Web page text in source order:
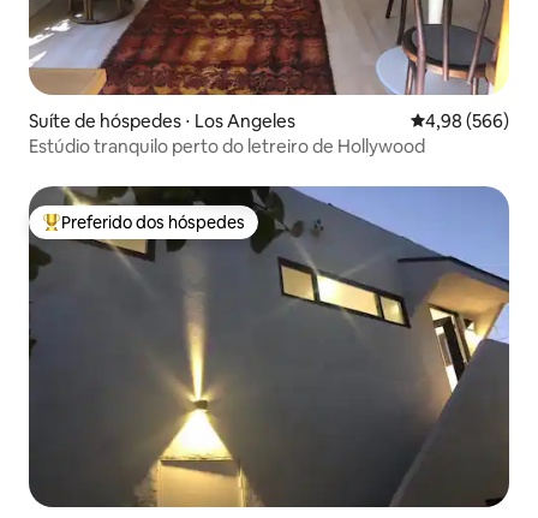
Suíte de hóspedes ⋅ Los Angeles 4,98 de uma
4,98 (566)
Estúdio tranquilo perto do letreiro de Hollywood
Entre os melhores preferidos dos hóspedes
Preferido dos hóspedes